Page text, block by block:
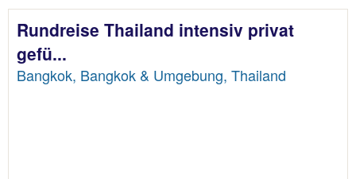
Rundreise Thailand intensiv privat
gefü...
Bangkok, Bangkok & Umgebung, Thailand